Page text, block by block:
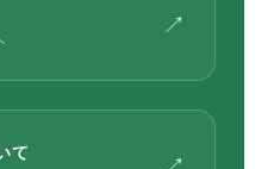
す訪問看護療養費
↗
て